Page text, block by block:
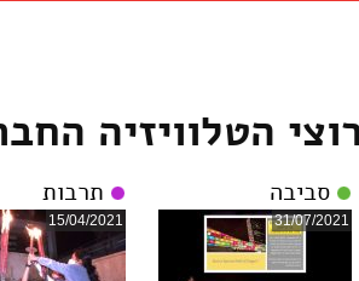
הטלוויזיה
סביבה
31/07/2021
תרבות
15/04/2021